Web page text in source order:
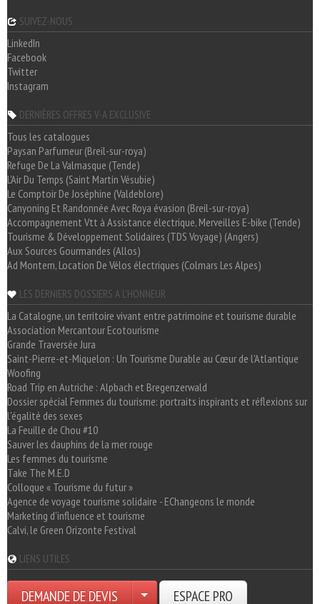
SUIVEZ-NOUS
LinkedIn
Facebook
Twitter
Instagram
DERNIÈRES OFFRES V-A EXCLUSIVE
Tous les catalogues
Paysan Parfumeur (Breil-sur-roya)
Refuge De La Valmasque (Tende)
L'Air Du Temps (Saint Martin Vésubie)
Le Comptoir De Joséphine (Valdeblore)
Canyoning Et Randonnée Avec Roya évasion (Breil-sur-roya)
Accompagnement Vtt à Assistance électrique, Merveilles E-bike (Tende)
Tourisme & Développement Solidaires (TDS Voyage) (Angers)
Aux Sources Gourmandes (Allos)
Ad Montem, Location De Vélos électriques (Colmars Les Alpes)
LES DERNIERS DOSSIERS A L'HONNEUR
La Catalogne, un territoire vivant entre patrimoine et tourisme durable
Association Mercantour Ecotourisme
Grande Traversée Jura
Saint-Pierre-et-Miquelon : Un Tourisme Durable au Cœur de l'Atlantique
Woofing
Road Trip en Autriche : Alpbach et Bregenzerwald
Dossier spécial Femmes du tourisme: portraits inspirants et réflexions sur
l'égalité des sexes
La Feuille de Chou #10
Sauver les dauphins de la mer rouge
Les femmes du tourisme
Take The M.E.D
Colloque « Tourisme du futur »
Agence de voyage tourisme solidaire - EChangeons le monde
Marketing d'influence et tourisme
Calvi, le Green Orizonte Festival
LIENS UTILES
DEMANDE DE DEVIS ESPACE PRO